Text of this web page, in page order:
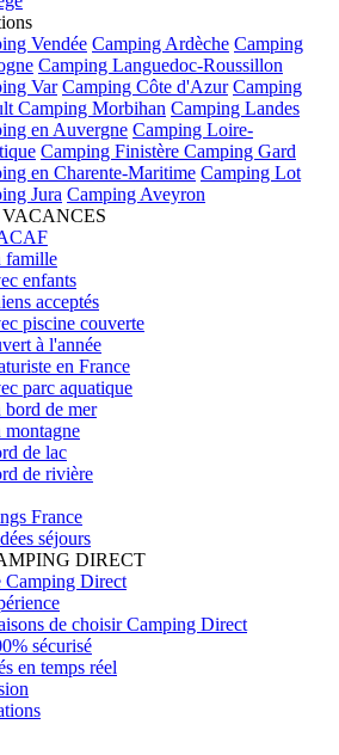
Vendée Camping Ardèche Camping
Camping Languedoc-Roussillon
Var Camping Côte d'Azur Camping
Camping Morbihan Camping Landes
en Auvergne Camping Loire-
Camping Finistère Camping Gard
en Charente-Maritime Camping Lot
Jura Camping Aveyron
famille
enfants
acceptés
piscine couverte
à l'année
en France
parc aquatique
bord de mer
montagne
de lac
de rivière
France
séjours
DIRECT
Camping Direct
de choisir Camping Direct
sécurisé
en temps réel